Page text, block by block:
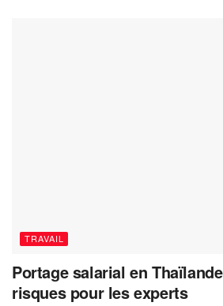
TRAVAIL
Portage salarial en
risques pour les experts